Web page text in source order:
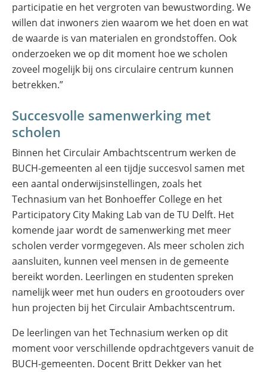
participatie en het vergroten van bewustwording. We
willen dat inwoners zien waarom we het doen en wat
de waarde is van materialen en grondstoffen. Ook
onderzoeken we op dit moment hoe we scholen
zoveel mogelijk bij ons circulaire centrum kunnen
betrekken.”
Succesvolle samenwerking met
scholen
Binnen het Circulair Ambachtscentrum werken de
BUCH-gemeenten al een tijdje succesvol samen met
een aantal onderwijsinstellingen, zoals het
Technasium van het Bonhoeffer College en het
Participatory City Making Lab van de TU Delft. Het
komende jaar wordt de samenwerking met meer
scholen verder vormgegeven. Als meer scholen zich
aansluiten, kunnen veel mensen in de gemeente
bereikt worden. Leerlingen en studenten spreken
namelijk weer met hun ouders en grootouders over
hun projecten bij het Circulair Ambachtscentrum.
De leerlingen van het Technasium werken op dit
moment voor verschillende opdrachtgevers vanuit de
BUCH-gemeenten. Docent Britt Dekker van het